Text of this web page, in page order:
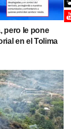
pero le pone
en el Tolima